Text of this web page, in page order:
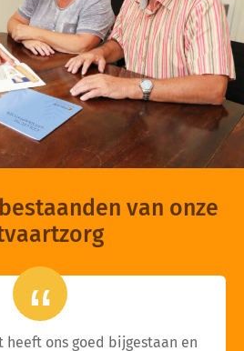
van onze
heeft ons goed bijgestaan en